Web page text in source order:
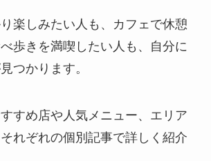
楽しみたい人も、カフェで休憩
歩きを満喫したい人も、自分に
つかります。
すめ店や人気メニュー、エリア
れぞれの個別記事で詳しく紹介